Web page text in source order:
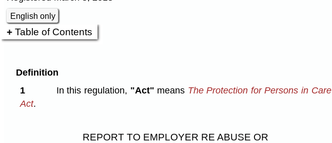
English only
Table of Contents
Definition
1
In this regulation, "Act" means The Protection for Persons in Care
Act.
REPORT TO EMPLOYER RE ABUSE OR